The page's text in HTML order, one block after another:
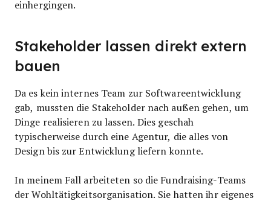
einhergingen.
Stakeholder lassen direkt extern
bauen
Da es kein internes Team zur Softwareentwicklung
gab, mussten die Stakeholder nach außen gehen, um
Dinge realisieren zu lassen. Dies geschah
typischerweise durch eine Agentur, die alles von
Design bis zur Entwicklung liefern konnte.
In meinem Fall arbeiteten so die Fundraising-Teams
der Wohltätigkeitsorganisation. Sie hatten ihr eigenes